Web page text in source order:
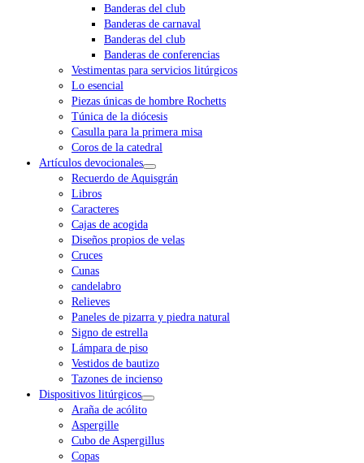
Banderas del club
Banderas de carnaval
Banderas del club
Banderas de conferencias
Vestimentas para servicios litúrgicos
Lo esencial
Piezas únicas de hombre Rochetts
Túnica de la diócesis
Casulla para la primera misa
Coros de la catedral
Artículos devocionales
Recuerdo de Aquisgrán
Libros
Caracteres
Cajas de acogida
Diseños propios de velas
Cruces
Cunas
candelabro
Relieves
Paneles de pizarra y piedra natural
Signo de estrella
Lámpara de piso
Vestidos de bautizo
Tazones de incienso
Dispositivos litúrgicos
Araña de acólito
Aspergille
Cubo de Aspergillus
Copas